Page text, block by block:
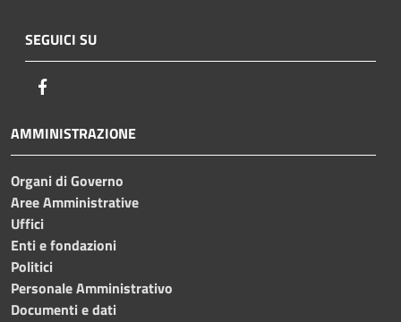
SEGUICI SU
AMMINISTRAZIONE
Organi di Governo
Aree Amministrative
Uffici
Enti e fondazioni
Politici
Personale Amministrativo
Documenti e dati